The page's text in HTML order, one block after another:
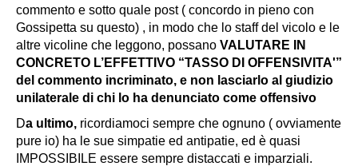
commento e sotto quale post ( concordo in pieno con
Gossipetta su questo) , in modo che lo staff del vicolo e le
altre vicoline che leggono, possano VALUTARE IN
CONCRETO L’EFFETTIVO “TASSO DI OFFENSIVITA'”
del commento incriminato, e non lasciarlo al giudizio
unilaterale di chi lo ha denunciato come offensivo
Da ultimo, ricordiamoci sempre che ognuno ( ovviamente
pure io) ha le sue simpatie ed antipatie, ed è quasi
IMPOSSIBILE essere sempre distaccati e imparziali.